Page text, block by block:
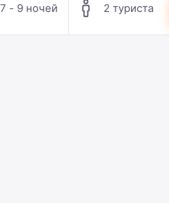
7 - 9 ночей 2 туриста